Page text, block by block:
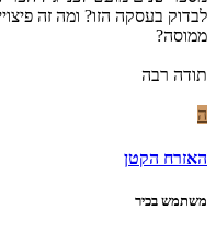
לבדוק בעסקה הזו? ומה זה
ממוסה?
תודה רבה
ה
האזרח הקטן
משתמש בכיר